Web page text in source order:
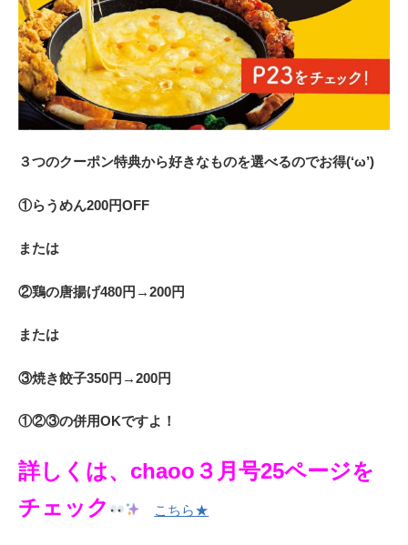
３つのクーポン特典から好きなものを選べるのでお得(‘ω’)
①らうめん200円OFF
または
②鶏の唐揚げ480円→200円
または
③焼き餃子350円→200円
①②③の併用OKですよ！
詳しくは、chaoo３月号25ページを
チェック
こちら★